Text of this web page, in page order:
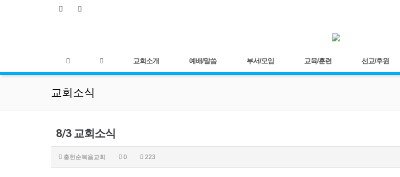
교회소개 예배/말씀 부서/모임 교육/훈련 선교/후원
교회소식
8/3 교회소식
충헌순복음교회 0 223